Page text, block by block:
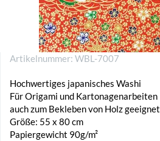
Artikelnummer: WBL-7007
Hochwertiges japanisches Washi
Für Origami und Kartonagenarbeiten
auch zum Bekleben von Holz geeignet
Größe: 55 x 80 cm
Papiergewicht 90g/m²